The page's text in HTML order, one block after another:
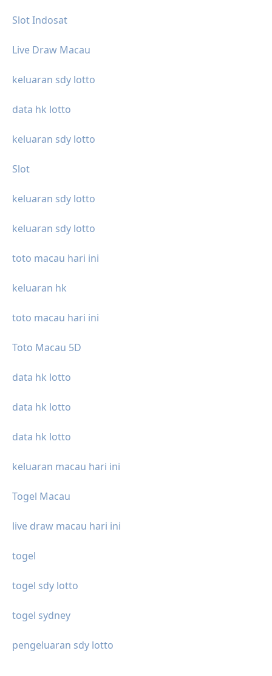
Slot Indosat
Live Draw Macau
keluaran sdy lotto
data hk lotto
keluaran sdy lotto
Slot
keluaran sdy lotto
keluaran sdy lotto
toto macau hari ini
keluaran hk
toto macau hari ini
Toto Macau 5D
data hk lotto
data hk lotto
data hk lotto
keluaran macau hari ini
Togel Macau
live draw macau hari ini
togel
togel sdy lotto
togel sydney
pengeluaran sdy lotto